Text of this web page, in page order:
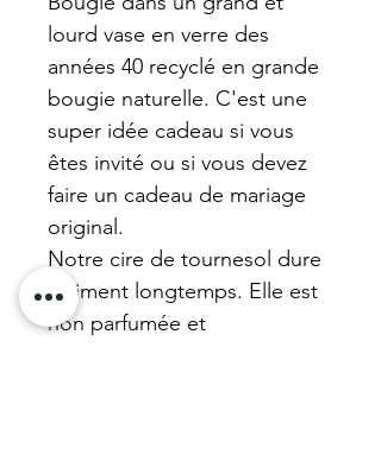
lourd vase en verre des
années 40 recyclé en grande
bougie naturelle. C'est une
super idée cadeau si vous
êtes invité ou si vous devez
faire un cadeau de mariage
original.
Notre cire de tournesol dure
vraiment longtemps. Elle est
non parfumée et